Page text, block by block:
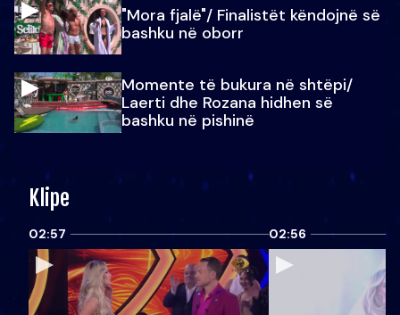
"Mora fjalë"/ Finalistët këndojnë së
bashku në oborr
Momente të bukura në shtëpi/
Laerti dhe Rozana hidhen së
bashku në pishinë
Klipe
02:57 02:56